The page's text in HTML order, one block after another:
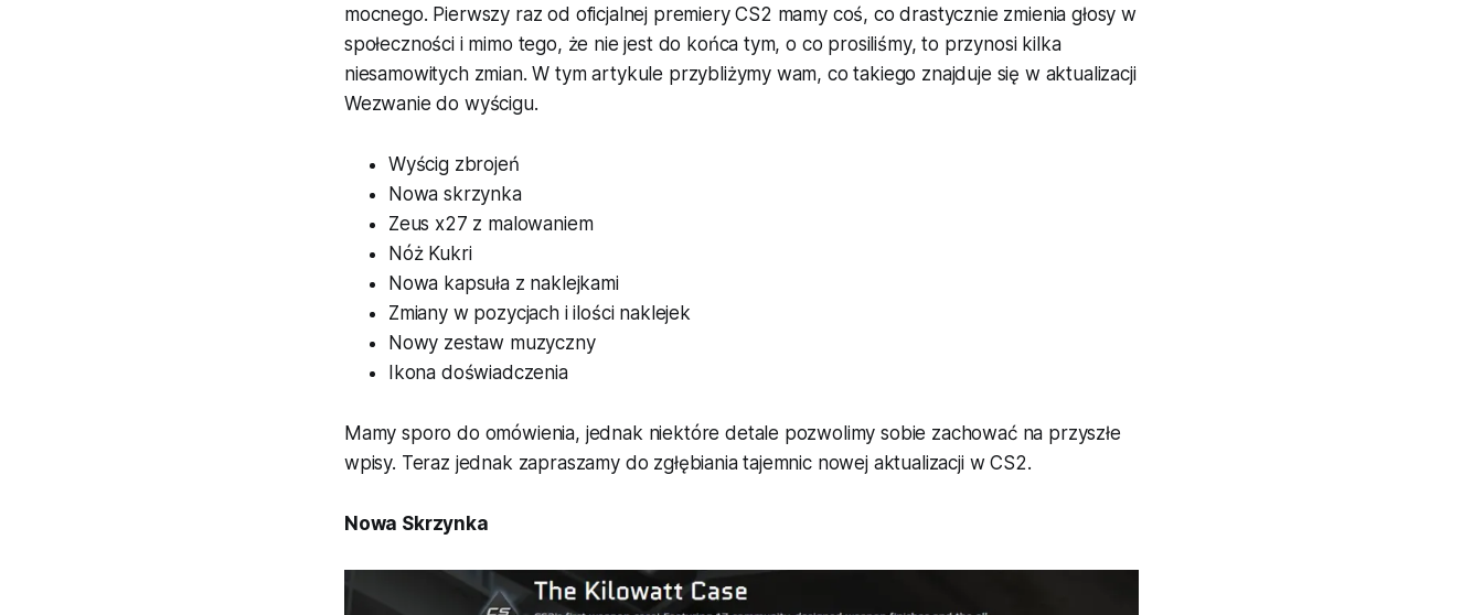
mocnego. Pierwszy raz od oficjalnej premiery CS2 mamy coś, co drastycznie zmienia głosy w
społeczności i mimo tego, że nie jest do końca tym, o co prosiliśmy, to przynosi kilka
niesamowitych zmian. W tym artykule przybliżymy wam, co takiego znajduje się w aktualizacji
Wezwanie do wyścigu.
Wyścig zbrojeń
Nowa skrzynka
Zeus x27 z malowaniem
Nóż Kukri
Nowa kapsuła z naklejkami
Zmiany w pozycjach i ilości naklejek
Nowy zestaw muzyczny
Ikona doświadczenia
Mamy sporo do omówienia, jednak niektóre detale pozwolimy sobie zachować na przyszłe
wpisy. Teraz jednak zapraszamy do zgłębiania tajemnic nowej aktualizacji w CS2.
Nowa Skrzynka